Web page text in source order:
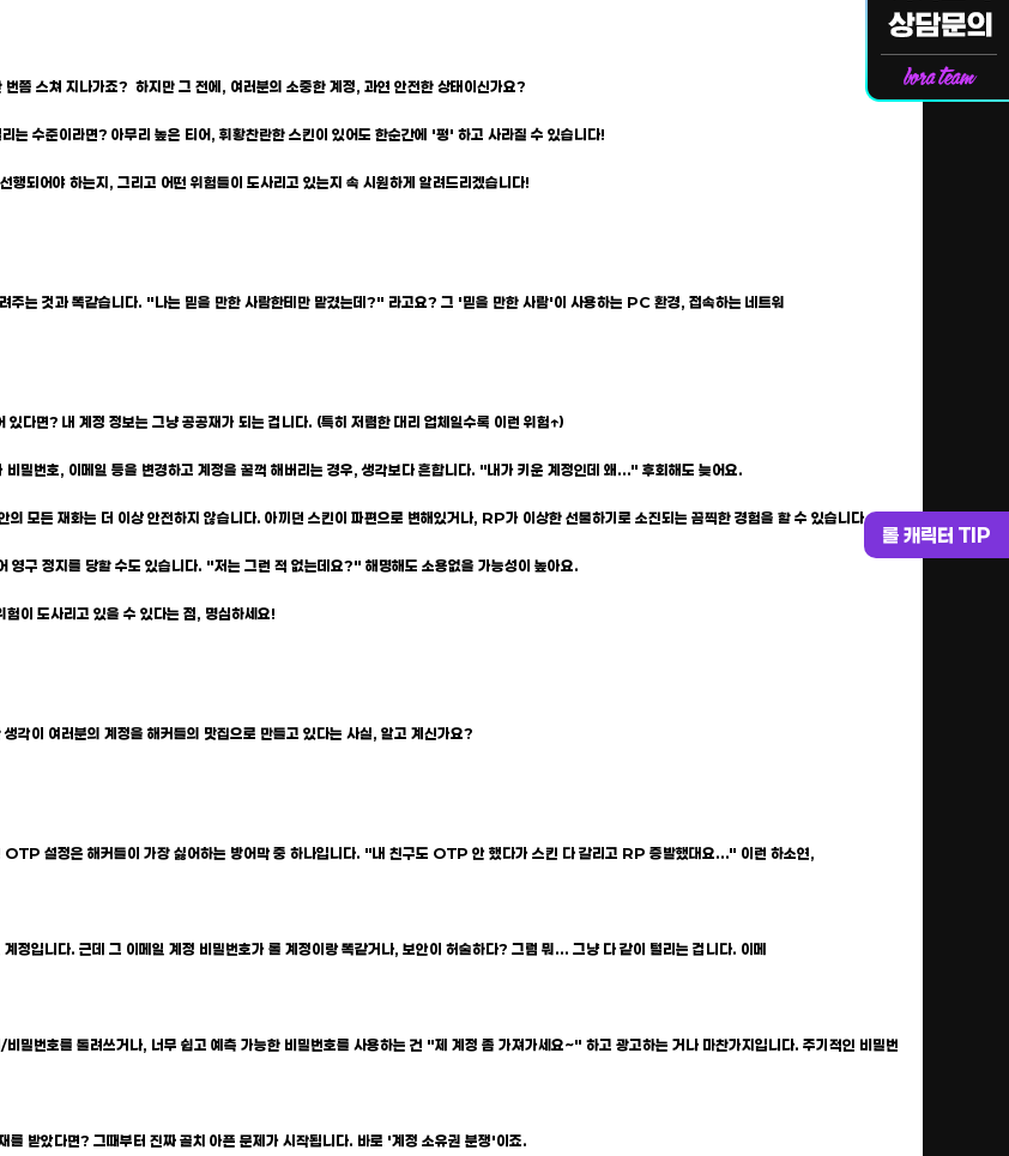
롤 캐릭터 TIP
쯤 스쳐 지나가죠? 하지만 그 전에, 여러분의 소중한 계정, 과연 안전한 상태이신가요?
는 수준이라면? 아무리 높은 티어, 휘황찬란한 스킨이 있어도 한순간에 '펑' 하고 사라질 수 있습니다!
되어야 하는지, 그리고 어떤 위험들이 도사리고 있는지 속 시원하게 알려드리겠습니다!
주는 것과 똑같습니다. "나는 믿을 만한 사람한테만 맡겼는데?" 라고요? 그 '믿을 만한 사람'이 사용하는 PC 환경, 접속하는 네트워
다면? 내 계정 정보는 그냥 공공재가 되는 겁니다. (특히 저렴한 대리 업체일수록 이런 위험↑)
밀번호, 이메일 등을 변경하고 계정을 꿀꺽 해버리는 경우, 생각보다 흔합니다. "내가 키운 계정인데 왜..." 후회해도 늦어요.
모든 재화는 더 이상 안전하지 않습니다. 아끼던 스킨이 파편으로 변해있거나, RP가 이상한 선물하기로 소진되는 끔찍한 경험을 할 수 있습니다.
영구 정지를 당할 수도 있습니다. "저는 그런 적 없는데요?" 해명해도 소용없을 가능성이 높아요.
이 도사리고 있을 수 있다는 점, 명심하세요!
이 여러분의 계정을 해커들의 맛집으로 만들고 있다는 사실, 알고 계신가요?
설정은 해커들이 가장 싫어하는 방어막 중 하나입니다. "내 친구도 OTP 안 했다가 스킨 다 갈리고 RP 증발했대요..." 이런 하소연,
정입니다. 근데 그 이메일 계정 비밀번호가 롤 계정이랑 똑같거나, 보안이 허술하다? 그럼 뭐... 그냥 다 같이 털리는 겁니다. 이메
번호를 돌려쓰거나, 너무 쉽고 예측 가능한 비밀번호를 사용하는 건 "제 계정 좀 가져가세요~" 하고 광고하는 거나 마찬가지입니다. 주기적인 비밀번
받았다면? 그때부터 진짜 골치 아픈 문제가 시작됩니다. 바로 '계정 소유권 분쟁'이죠.